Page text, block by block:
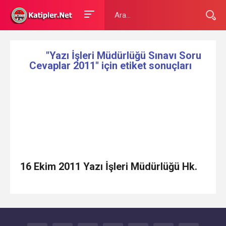
"Yazı İşleri Müdürlüğü Sınavı Soru
Cevaplar 2011" için etiket sonuçları
16 Ekim 2011 Yazı İşleri Müdürlüğü Hk.